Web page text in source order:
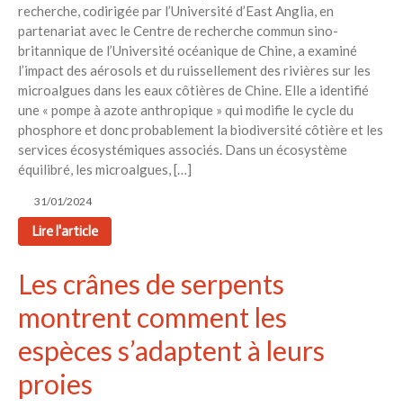
recherche, codirigée par l’Université d’East Anglia, en
partenariat avec le Centre de recherche commun sino-
britannique de l’Université océanique de Chine, a examiné
l’impact des aérosols et du ruissellement des rivières sur les
microalgues dans les eaux côtières de Chine. Elle a identifié
une « pompe à azote anthropique » qui modifie le cycle du
phosphore et donc probablement la biodiversité côtière et les
services écosystémiques associés. Dans un écosystème
équilibré, les microalgues, […]
31/01/2024
Lire l'article
Les crânes de serpents
montrent comment les
espèces s’adaptent à leurs
proies